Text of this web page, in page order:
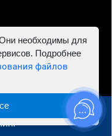
781302555843,
и МО - Автосервис
необходимы для
Подробнее
файлов